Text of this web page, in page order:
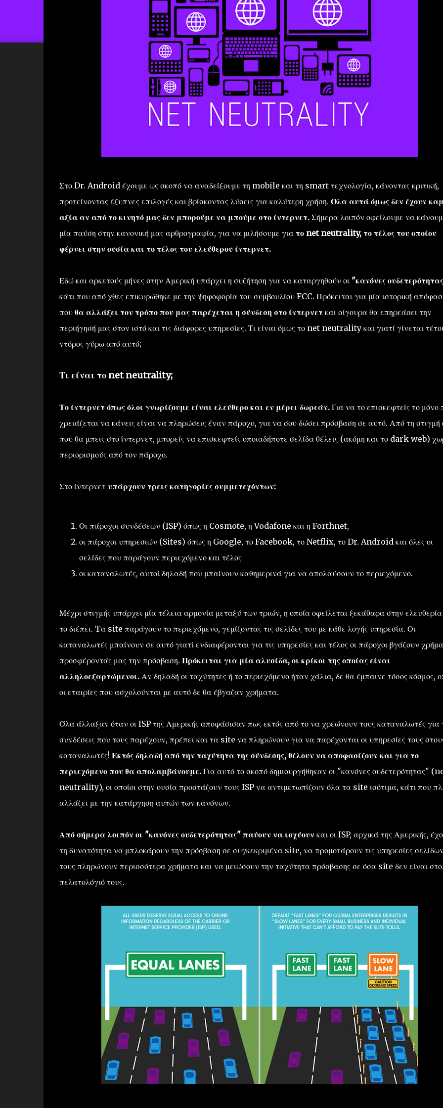
Στο Dr. Android έχουμε ως σκοπό να αναδείξουμε τη mobile και τη smart τεχνολογία, κάνοντας κριτική,
προτείνοντας έξυπνες επιλογές και βρίσκοντας λύσεις για καλύτερη χρήση. Όλα αυτά όμως δεν έχουν
αξία αν από το κινητό μας δεν μπορούμε να μπούμε στο ίντερνετ.Σήμερα λοιπόν οφείλουμε να
μία παύση στην κανονική μας αρθρογραφία, για να μιλήσουμε για το net neutrality, το τέλος του οποίου
φέρνει στην ουσία και το τέλος του ελεύθερου ίντερνετ.
Εδώ και αρκετούς μήνες στην Αμερική υπάρχει η συζήτηση για να καταργηθούν οι "κανόνες
κάτι που από χθες επικυρώθηκε με την ψηφοφορία του συμβουλίου FCC. Πρόκειται για μία ιστορική
που θα αλλάξει τον τρόπο που μας παρέχεται η σύνδεση στο ίντερνετ και σίγουρα θα επηρεάσει την
περιήγησή μας στον ιστό και τις διάφορες υπηρεσίες. Τι είναι όμως το net neutrality και γιατί γίνεται
ντόρος γύρω από αυτό;
Τι είναι το net neutrality;
Το ίντερνετ όπως όλοι γνωρίζουμε είναι ελεύθερο και εν μέρει δωρεάν.Για να το επισκεφτείς το μόνο
χρειάζεται να κάνεις είναι να πληρώσεις έναν πάροχο, για να σου δώσει πρόσβαση σε αυτό. Από τη στιγμή
που θα μπεις στο ίντερνετ, μπορείς να επισκεφτείς οποιαδήποτε σελίδα θέλεις (ακόμη και το dark web)
περιορισμούς από τον πάροχο.
Στο ίντερνετ υπάρχουν τρεις κατηγορίες συμμετεχόντων:
Οι πάροχοι συνδέσεων (ISP) όπως η Cosmote, η Vodafone και η Forthnet,
οι πάροχοι υπηρεσιών (Sites) όπως η Google, το Facebook, το Netflix, το Dr. Android και όλες οι
σελίδες που παράγουν περιεχόμενο και τέλος
οι καταναλωτές, αυτοί δηλαδή που μπαίνουν καθημερινά για να απολαύσουν το περιεχόμενο.
Μέχρι στιγμής υπάρχει μία τέλεια αρμονία μεταξύ των τριών, η οποία οφείλεται ξεκάθαρα στην
το διέπει. Tα site παράγουν το περιεχόμενο, γεμίζοντας τις σελίδες του με κάθε λογής υπηρεσία. Οι
καταναλωτές μπαίνουν σε αυτό γιατί ενδιαφέρονται για τις υπηρεσίες και τέλος οι πάροχοι βγάζουν
προσφέροντάς μας την πρόσβαση. Πρόκειται για μία αλυσίδα, οι κρίκοι της οποίας είναι
αλληλοεξαρτώμενοι. Αν δηλαδή οι ταχύτητες ή το περιεχόμενο ήταν χάλια, δε θα έμπαινε τόσος κόσμος,
οι εταιρίες που ασχολούνται με αυτό δε θα έβγαζαν χρήματα.
Όλα άλλαξαν όταν οι ISP της Αμερικής αποφάσισαν πως εκτός από το να χρεώνουν τους καταναλωτές για
συνδέσεις που τους παρέχουν, πρέπει και τα site να πληρώνουν για να παρέχονται οι υπηρεσίες τους
καταναλωτές! Εκτός δηλαδή από την ταχύτητα της σύνδεσης, θέλουν να αποφασίζουν και για το
περιεχόμενο που θα απολαμβάνουμε.Για αυτό το σκοπό δημιουργήθηκαν οι "κανόνες ουδετερότητας"
neutrality), οι οποίοι στην ουσία προστάζουν τους ISP να αντιμετωπίζουν όλα τα site ισότιμα, κάτι που
αλλάζει με την κατάργηση αυτών των κανόνων.
Από σήμερα λοιπόν οι "κανόνες ουδετερότητας" παύουν να ισχύουν και οι ISP, αρχικά της Αμερικής,
τη δυνατότητα να μπλοκάρουν την πρόσβαση σε συγκεκριμένα site, να προμοτάρουν τις υπηρεσίες
τους πληρώνουν περισσότερα χρήματα και να μειώσουν την ταχύτητα πρόσβασης σε όσα site δεν είναι
πελατολόγιό τους.